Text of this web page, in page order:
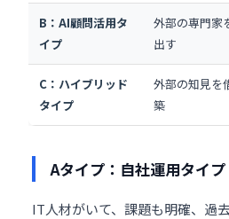
B：AI顧問活用タ
イプ
外部の専門家
出す
C：ハイブリッド
タイプ
外部の知見を
築
Aタイプ：自社運用タイプ
IT人材がいて、課題も明確、過